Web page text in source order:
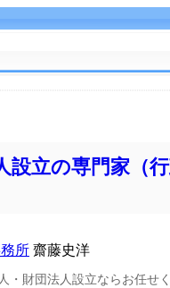
設立の専門家（
所 齋藤史洋
・財団法人設立ならお任せ